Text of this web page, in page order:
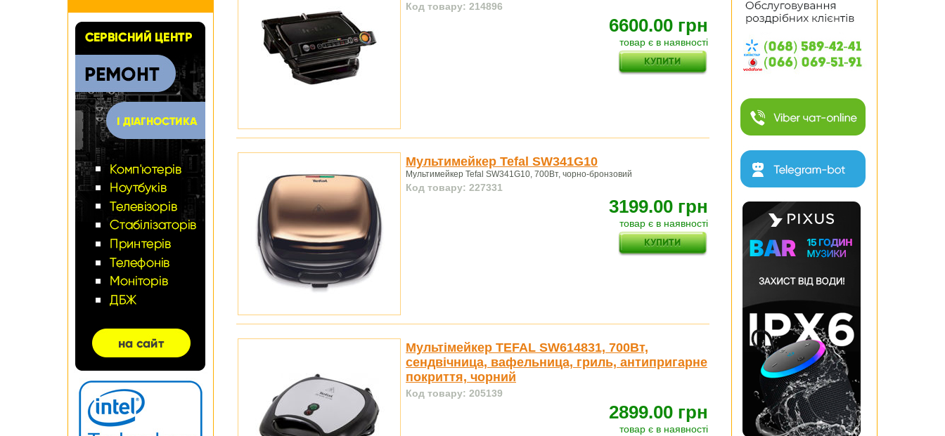
Код товару: 214896
6600.00 грн
товар є в наявності
Мультимейкер Tefal SW341G10
Мультимейкер Tefal SW341G10, 700Вт, чорно-бронзовий
Код товару: 227331
3199.00 грн
товар є в наявності
Мультімейкер TEFAL SW614831, 700Вт,
сендвічница, вафельница, гриль, антипригарне
покриття, чорний
Код товару: 205139
2899.00 грн
товар є в наявності